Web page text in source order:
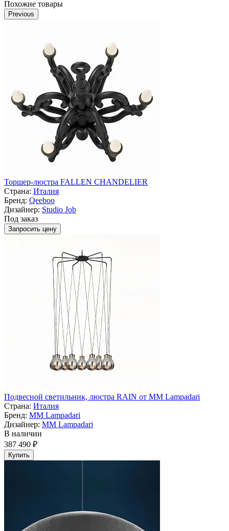
Похожие товары
Previous
Торшер-люстра FALLEN CHANDELIER
Страна: Италия
Бренд: Qeeboo
Дизайнер: Studio Job
Под заказ
Запросить цену
Подвесной светильник, люстра RAIN от MM Lampadari
Страна: Италия
Бренд: MM Lampadari
Дизайнер: MM Lampadari
В наличии
387 490 ₽
Купить